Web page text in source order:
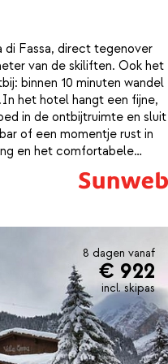
Fassa, direct tegenover
van de skiliften. Ook het
binnen 10 minuten wandel
het hotel hangt een fijne,
in de ontbijtruimte en sluit
of een momentje rust in
en het comfortabele
voor wie volop wil genieten
8 dagen vanaf
€ 922
incl. skipas